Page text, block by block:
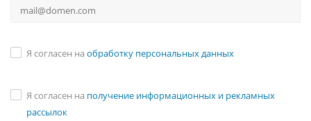
Я согласен на обработку персональных данных
Я согласен на получение информационных и рекламных
рассылок